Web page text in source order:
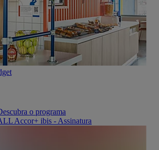
o programa
Accor+ ibis - Assinatura